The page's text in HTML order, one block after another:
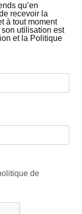
qu’en
recevoir la
à tout moment
utilisation est
et la Politique
de